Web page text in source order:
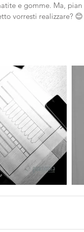
e gomme. Ma,
vorresti realizzare? 😊